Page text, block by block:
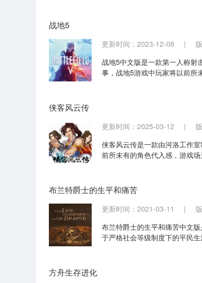
战地5
更新时间：2023-12-08 |
战地5中文版是一款第一人称射
事，战地5游戏中玩家将以前所
侠客风云传
更新时间：2025-03-12 |
侠客风云传是一款由河洛工作
前所未有的角色代入感，游戏
布兰特爵士的生平和痛苦
更新时间：2021-03-11 |
布兰特爵士的生平和痛苦中文
于严格社会等级制度下的平民
方舟生存进化